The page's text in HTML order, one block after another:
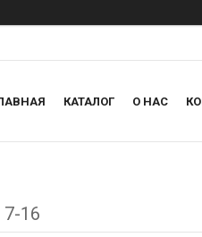
КАТАЛОГ О НАС
16